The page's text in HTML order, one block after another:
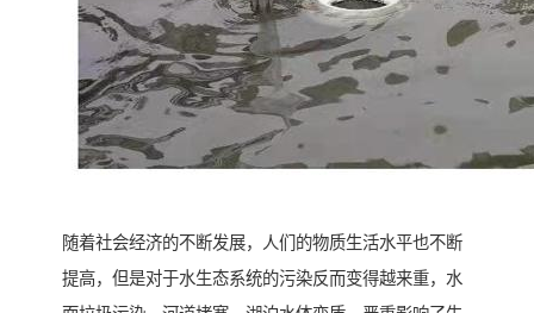
随着社会经济的不断发展，人们的物质生活水平也不断
提高，但是对于水生态系统的污染反而变得越来重，水